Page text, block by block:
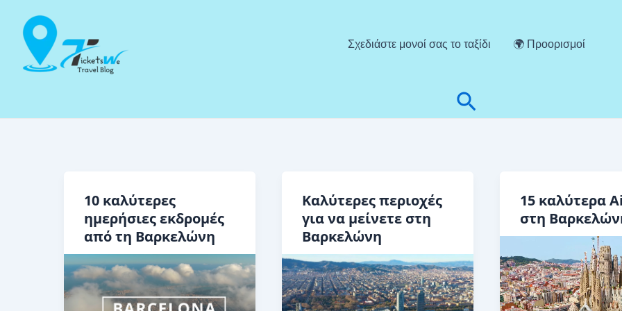
περιεχόμενο
Σχεδιάστε μονοί σας το ταξίδι 🌍 Προορισμοί
Αναζήτηση
10 καλύτερες
ημερήσιες εκδρομές
από τη Βαρκελώνη
Καλύτερες περιοχές
για να μείνετε στη
Βαρκελώνη
15 καλύτερα
στη